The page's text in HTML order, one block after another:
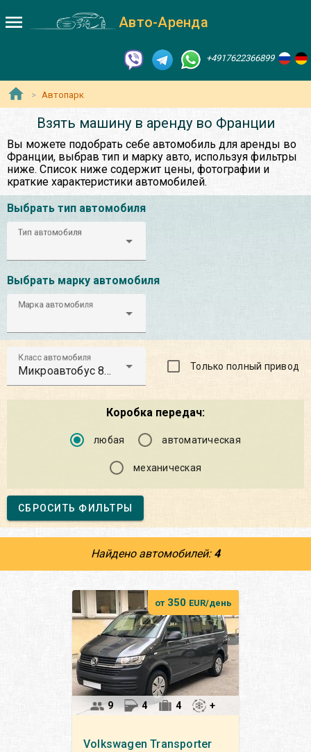
Авто-Аренда
+4917622366899
Автопарк
Взять машину в аренду во Франции
Вы можете подобрать себе автомобиль для аренды во
Франции, выбрав тип и марку авто, используя фильтры
ниже. Список ниже содержит цены, фотографии и
краткие характеристики автомобилей.
Выбрать тип автомобиля
Тип автомобиля
Выбрать марку автомобиля
Марка автомобиля
Класс автомобиля
Микроавтобус 8-9 Мест Только полный привод
Коробка передач:
любая автоматическая
механическая
СБРОСИТЬ ФИЛЬТРЫ
Найдено автомобилей: 4
Volkswagen Transporter
от 350 EUR/день
9 4 4 +